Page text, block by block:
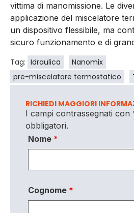
vittima di manomissione. Le
applicazione del miscelatore
un dispositivo flessibile, ma
sicuro funzionamento e di
Tag: Idraulica
Nanomix
pre-miscelatore termostatico
RICHIEDI MAGGIORI
I campi contrassegnati con
obbligatori.
Nome *
Cognome *